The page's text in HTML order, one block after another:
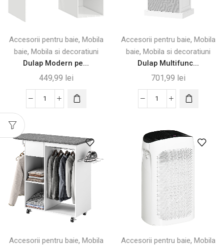
pentru
Rufe
și
Rufe
Accesorii pentru baie, Mobila
baie, Mobila si decoratiuni
Dulap Modern pe...
449,99 lei
Cantitate
pentru
Mașina
de
Spălat,
Alb,
96x60x95
cm
Accesorii pentru baie, Mobila
baie, Mobila si decoratiuni
Dulap Multifunc...
701,99 lei
Cantitate
Multifuncțional
cu
Masă
de
Călcat
Pliabilă,
Alb
Accesorii pentru baie, Mobila
Accesorii pentru baie, Mobila